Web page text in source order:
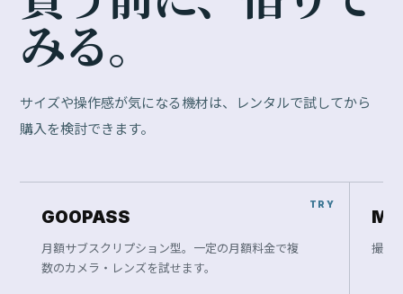
みる。
サイズや操作感が気になる機材は、レンタルで試してから
購入を検討できます。
GOOPASS
月額サブスクリプション型。一定の月額料金で複
数のカメラ・レンズを試せます。
撮影